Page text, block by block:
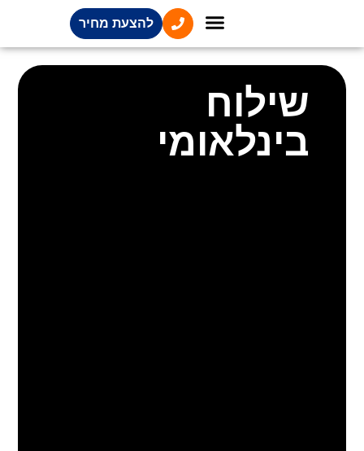
להצעת מחיר
שילוח
בינלאומי